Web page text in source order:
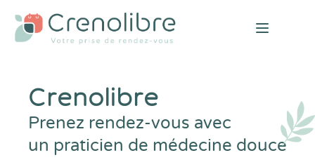
Open
Crenolibre
Prenez rendez-vous avec
un praticien de médecine douce